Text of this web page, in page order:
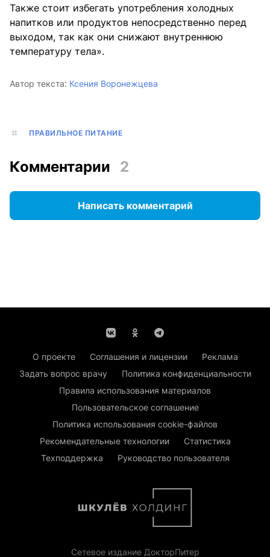
Также стоит избегать употребления холодных
напитков или продуктов непосредственно перед
выходом, так как они снижают внутреннюю
температуру тела».
Автор текста: Ксения Воронежцева
ПРАВИЛЬНОЕ ПИТАНИЕ
Комментарии 2
Написать комментарий
О проекте Соглашения и лицензии
Реклама
Задать вопрос врачу
Политика конфиденциальности
Правила использования материалов
Пользовательское соглашение
Политика использования cookie-файлов
Рекомендательные технологии
Статистика
Техподдержка
Руководство пользователя
Сетевое издание ДокторПитер